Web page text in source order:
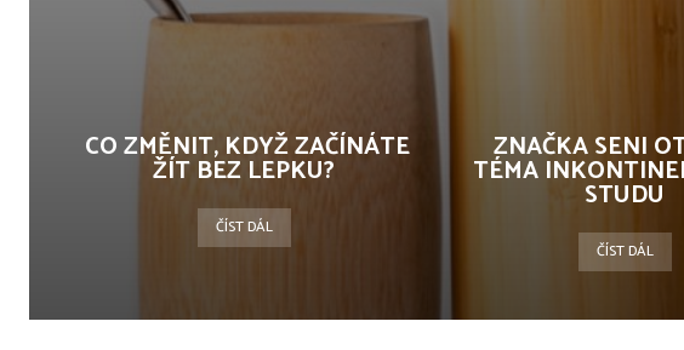
CO ZMĚNIT, KDYŽ ZAČÍNÁTE
ŽÍT BEZ LEPKU?
ČÍST DÁL
ZNAČKA SENI
TÉMA
STUDU
ČÍST DÁL